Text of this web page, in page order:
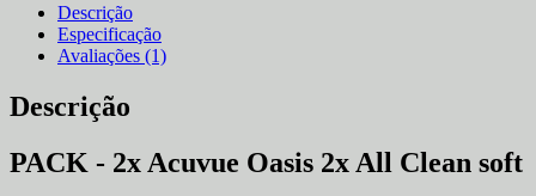
Descrição
Especificação
Avaliações (1)
Descrição
PACK - 2x Acuvue Oasis 2x All Clean soft